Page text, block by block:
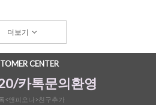
더보기
CENTER
카톡문의환영
<앤피오나>친구추가